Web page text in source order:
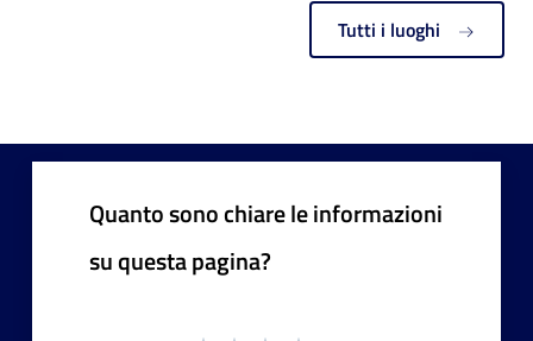
Tutti i luoghi
Quanto sono chiare le informazioni
su questa pagina?